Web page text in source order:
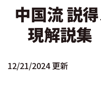
中国流 説
現解説集
12/21/2024 更新